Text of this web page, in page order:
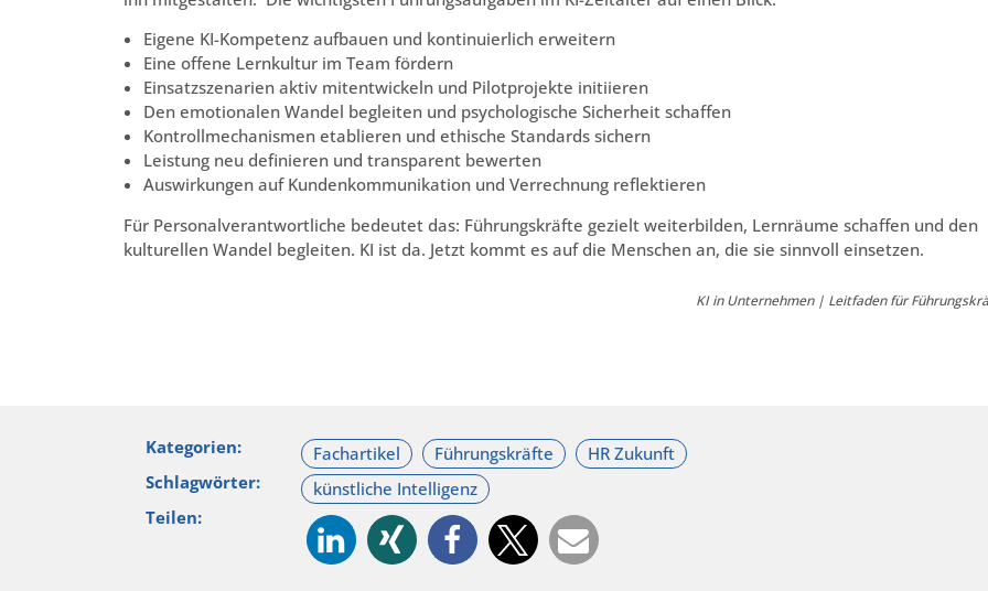
Eigene KI-Kompetenz aufbauen und kontinuierlich erweitern
Eine offene Lernkultur im Team fördern
Einsatzszenarien aktiv mitentwickeln und Pilotprojekte initiieren
Den emotionalen Wandel begleiten und psychologische Sicherheit schaffen
Kontrollmechanismen etablieren und ethische Standards sichern
Leistung neu definieren und transparent bewerten
Auswirkungen auf Kundenkommunikation und Verrechnung reflektieren
Für Personalverantwortliche bedeutet das: Führungskräfte gezielt weiterbilden, Lernräume schaffen und den
kulturellen Wandel begleiten. KI ist da. Jetzt kommt es auf die Menschen an, die sie sinnvoll einsetzen.
KI in Unternehmen | Leitfaden für
Kategorien:
Schlagwörter:
Teilen: